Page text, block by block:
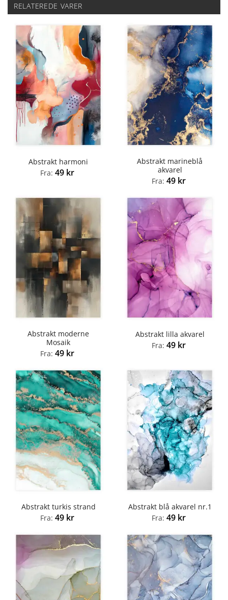
RELATEREDE VARER
Abstrakt harmoni
Fra: 49 kr
Abstrakt marineblå
akvarel
Fra: 49 kr
Abstrakt moderne
Mosaik
Fra: 49 kr
Abstrakt lilla akvarel
Fra: 49 kr
Abstrakt turkis strand
Fra: 49 kr
Abstrakt blå akvarel nr.1
Fra: 49 kr